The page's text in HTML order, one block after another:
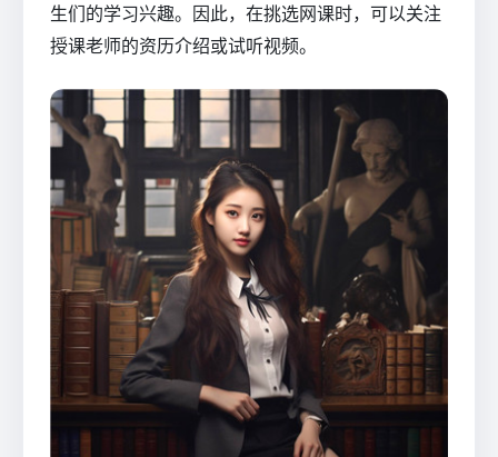
生们的学习兴趣。因此，在挑选网课时，可以关注
授课老师的资历介绍或试听视频。